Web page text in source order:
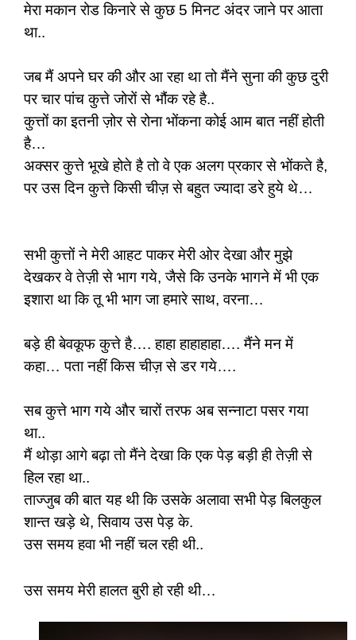
मेरा मकान रोड किनारे से कुछ 5 मिनट अंदर जाने पर आता
था..
जब मैं अपने घर की और आ रहा था तो मैंने सुना की कुछ दुरी
पर चार पांच कुत्ते जोरों से भौंक रहे है..
कुत्तों का इतनी ज़ोर से रोना भोंकना कोई आम बात नहीं होती
है…
अक्सर कुत्ते भूखे होते है तो वे एक अलग प्रकार से भोंकते है,
पर उस दिन कुत्ते किसी चीज़ से बहुत ज्यादा डरे हुये थे…
सभी कुत्तों ने मेरी आहट पाकर मेरी ओर देखा और मुझे
देखकर वे तेज़ी से भाग गये, जैसे कि उनके भागने में भी एक
इशारा था कि तू भी भाग जा हमारे साथ, वरना…
बड़े ही बेवकूफ कुत्ते है…. हाहा हाहाहाहा…. मैंने मन में
कहा… पता नहीं किस चीज़ से डर गये….
सब कुत्ते भाग गये और चारों तरफ अब सन्नाटा पसर गया
था..
मैं थोड़ा आगे बढ़ा तो मैंने देखा कि एक पेड़ बड़ी ही तेज़ी से
हिल रहा था..
ताज्जुब की बात यह थी कि उसके अलावा सभी पेड़ बिलकुल
शान्त खड़े थे, सिवाय उस पेड़ के.
उस समय हवा भी नहीं चल रही थी..
उस समय मेरी हालत बुरी हो रही थी…